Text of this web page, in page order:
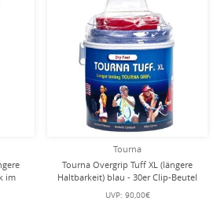
im
Tourna
Tourna Overgrip Tuff XL (längere
Haltbarkeit) blau - 30er Clip-Beutel
UVP: 90,00€